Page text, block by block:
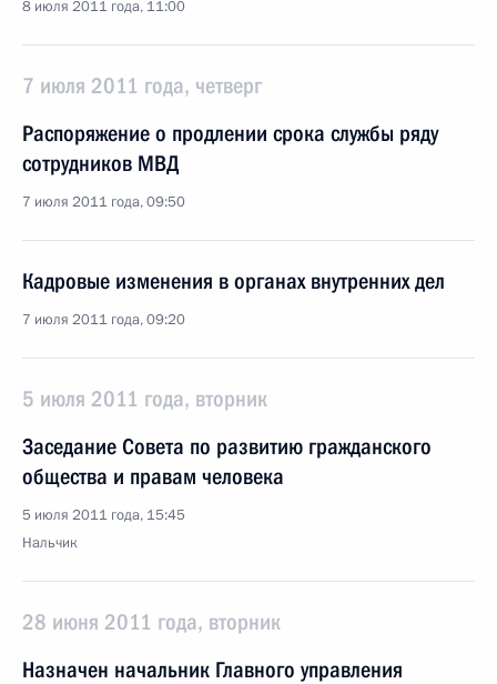
8 июля 2011 года, 11:00
7 июля 2011 года, четверг
Распоряжение о продлении срока службы ряду
сотрудников МВД
7 июля 2011 года, 09:50
Кадровые изменения в органах внутренних дел
7 июля 2011 года, 09:20
5 июля 2011 года, вторник
Заседание Совета по развитию гражданского
общества и правам человека
5 июля 2011 года, 15:45
Нальчик
28 июня 2011 года, вторник
Назначен начальник Главного управления